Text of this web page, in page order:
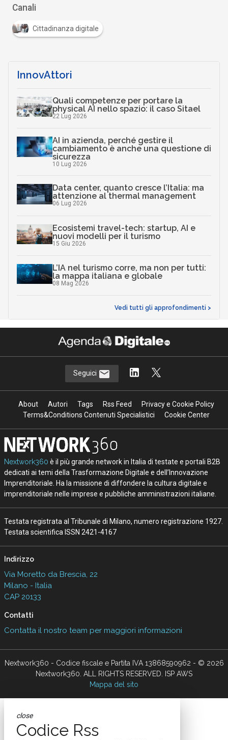
Canali
Cittadinanza digitale
InnovAttori
Quali competenze per portare la
physical AI nello spazio: il caso Sitael
22 Lug 2026
AI in azienda, perché gestire il
cambiamento è anche una questione di
sicurezza
10 Lug 2026
Data center, quanto cresce l’Italia: ma
attenzione al thermal management
06 Lug 2026
Ecosistemi travel-tech: startup, AI e
nuovi modelli per il turismo
15 Giu 2026
L’IA nel turismo corre, ma non per tutti:
la mappa italiana e globale
08 Mag 2026
Vedi tutti gli approfondimenti >
Seguici
About Autori Tags Rss Feed
Privacy e Cookie Policy
Terms&Conditions Contenuti Specialistici
Cookie Center
Nextwork360 è il più grande network in Italia di testate e portali B2B
dedicati ai temi della Trasformazione Digitale e dell’Innovazione
Imprenditoriale. Ha la missione di diffondere la cultura digitale e
imprenditoriale nelle imprese e pubbliche amministrazioni italiane.
Testata registrata al Tribunale di Milano, numero registrazione 1927.
Testata scientifica ISSN 2421-4167
Indirizzo
Via Moretto da Brescia, 22
Milano - Italia
CAP 20133
Contatti
Contatta il nostro team per maggiori informazioni
Nextwork360 - Codice fiscale e Partita IVA 13868590962 - © 2026
Nextwork360. ALL RIGHTS RESERVED. ISP AWS
Mappa del sito
close
Codice Rss